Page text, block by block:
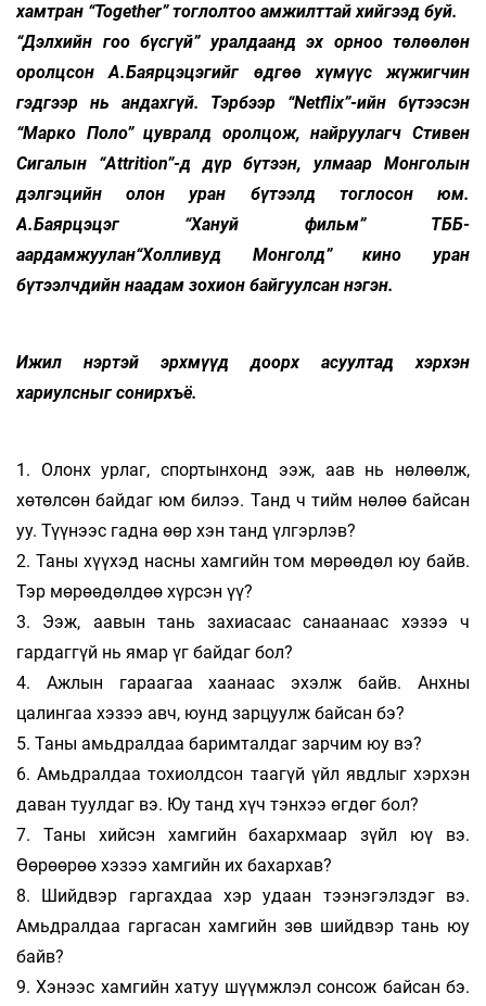
хамтран “Together” тоглолтоо амжилттай хийгээд буй.
“Дэлхийн гоо бүсгүй” уралдаанд эх орноо төлөөлөн
оролцсон А.Баярцэцэгийг өдгөө хүмүүс жүжигчин
гэдгээр нь андахгүй. Тэрбээр “Netflix”-ийн бүтээсэн
“Марко Поло” цувралд оролцож, найруулагч Стивен
Сигалын “Attrition”-д дүр бүтээн, улмаар Монголын
дэлгэцийн олон уран бүтээлд тоглосон юм.
А.Баярцэцэг “Хануй фильм” ТББ-
аардамжуулан“Холливуд Монголд” кино уран
бүтээлчдийн наадам зохион байгуулсан нэгэн.
Ижил нэртэй эрхмүүд доорх асуултад хэрхэн
хариулсныг сонирхъё.
1. Олонх урлаг, спортынхонд ээж, аав нь нөлөөлж,
хөтөлсөн байдаг юм билээ. Танд ч тийм нөлөө байсан
уу. Түүнээс гадна өөр хэн танд үлгэрлэв?
2. Таны хүүхэд насны хамгийн том мөрөөдөл юу байв.
Тэр мөрөөдөлдөө хүрсэн үү?
3. Ээж, аавын тань захиасаас санаанаас хэзээ ч
гардаггүй нь ямар үг байдаг бол?
4. Ажлын гараагаа хаанаас эхэлж байв. Анхны
цалингаа хэзээ авч, юунд зарцуулж байсан бэ?
5. Таны амьдралдаа баримталдаг зарчим юу вэ?
6. Амьдралдаа тохиолдсон таагүй үйл явдлыг хэрхэн
даван туулдаг вэ. Юу танд хүч тэнхээ өгдөг бол?
7. Таны хийсэн хамгийн бахархмаар зүйл юү вэ.
Өөрөөрөө хэзээ хамгийн их бахархав?
8. Шийдвэр гаргахдаа хэр удаан тээнэгэлздэг вэ.
Амьдралдаа гаргасан хамгийн зөв шийдвэр тань юу
байв?
9. Хэнээс хамгийн хатуу шүүмжлэл сонсож байсан бэ.